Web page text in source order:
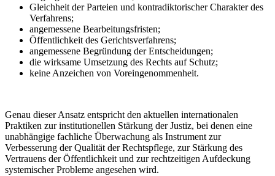
Gleichheit der Parteien und kontradiktorischer Charakter des
Verfahrens;
angemessene Bearbeitungsfristen;
Öffentlichkeit des Gerichtsverfahrens;
angemessene Begründung der Entscheidungen;
die wirksame Umsetzung des Rechts auf Schutz;
keine Anzeichen von Voreingenommenheit.
Genau dieser Ansatz entspricht den aktuellen internationalen
Praktiken zur institutionellen Stärkung der Justiz, bei denen eine
unabhängige fachliche Überwachung als Instrument zur
Verbesserung der Qualität der Rechtspflege, zur Stärkung des
Vertrauens der Öffentlichkeit und zur rechtzeitigen Aufdeckung
systemischer Probleme angesehen wird.